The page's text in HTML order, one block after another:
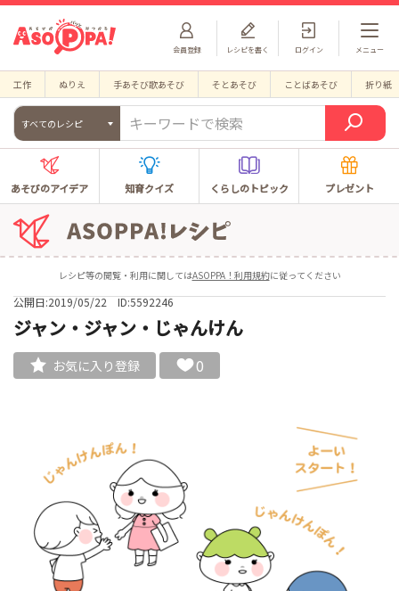
会員登録 ログイン
レシピを書く メニュー
工作 ぬりえ 手あそび歌あそび そとあそび ことばあそび 折り紙
すべてのレシピ
あそびのアイデア 知育クイズ くらしのトピック プレゼント
レシピ等の閲覧・利用に関してはASOPPA！利用規約に従ってください
公開日:2019/05/22 ID:5592246
ジャン・ジャン・じゃんけん
お気に入り登録 0